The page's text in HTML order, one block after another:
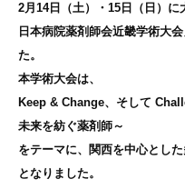
2月14日（土）・15日（日）に
日本病院薬剤師会近畿学術大
た。
本学術大会は、
Keep & Change、そして
未来を紡ぐ薬剤師～
をテーマに、関西を中心とし
となりました。